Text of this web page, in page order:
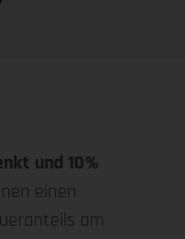
und 10%
einen
am